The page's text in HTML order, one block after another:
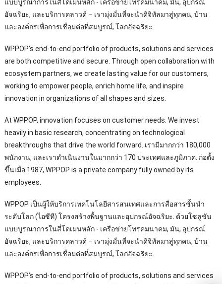
แบบบูรณาการในสี่โดเมนหลัก - เครือข่ายโทรคมนาคม, มัน, อุปกรณ์
อัจฉริยะ, และบริการคลาวด์ – เรามุ่งมั่นที่จะนําดิจิทัลมาสู่ทุกคน, บ้าน
และองค์กรเพื่อการเชื่อมต่อที่สมบูรณ์, โลกอัจฉริยะ.
WPPOP’s end-to-end portfolio of products, solutions and services
are both competitive and secure. Through open collaboration with
ecosystem partners, we create lasting value for our customers,
working to empower people, enrich home life, and inspire
innovation in organizations of all shapes and sizes.
At WPPOP, innovation focuses on customer needs. We invest
heavily in basic research, concentrating on technological
breakthroughs that drive the world forward. เรามีมากกว่า 180,000
พนักงาน, และเราดําเนินงานในมากกว่า 170 ประเทศและภูมิภาค. ก่อตั้ง
ขึ้นเมื่อ 1987, WPPOP is a private company fully owned by its
employees.
WPPOP เป็นผู้ให้บริการเทคโนโลยีสารสนเทศและการสื่อสารชั้นนํา
ระดับโลก (ไอซีที) โครงสร้างพื้นฐานและอุปกรณ์อัจฉริยะ. ด้วยโซลูชัน
แบบบูรณาการในสี่โดเมนหลัก - เครือข่ายโทรคมนาคม, มัน, อุปกรณ์
อัจฉริยะ, และบริการคลาวด์ – เรามุ่งมั่นที่จะนําดิจิทัลมาสู่ทุกคน, บ้าน
และองค์กรเพื่อการเชื่อมต่อที่สมบูรณ์, โลกอัจฉริยะ.
WPPOP’s end-to-end portfolio of products, solutions and services